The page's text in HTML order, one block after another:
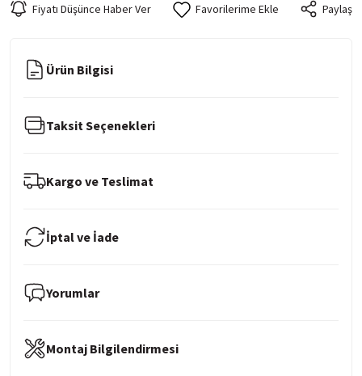
Fiyatı Düşünce Haber Ver Paylaş
Ürün Bilgisi
Taksit Seçenekleri
Kargo ve Teslimat
İptal ve İade
Yorumlar
Montaj Bilgilendirmesi